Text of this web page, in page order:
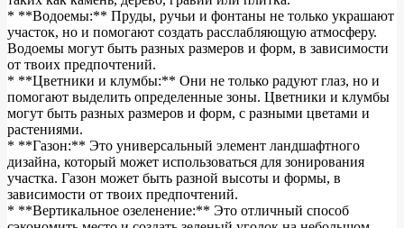
* **Водоемы:** Пруды, ручьи и фонтаны не только украшают
участок, но и помогают создать расслабляющую атмосферу.
Водоемы могут быть разных размеров и форм, в зависимости
от твоих предпочтений.
* **Цветники и клумбы:** Они не только радуют глаз, но и
помогают выделить определенные зоны. Цветники и клумбы
могут быть разных размеров и форм, с разными цветами и
растениями.
* **Газон:** Это универсальный элемент ландшафтного
дизайна, который может использоваться для зонирования
участка. Газон может быть разной высоты и формы, в
зависимости от твоих предпочтений.
* **Вертикальное озеленение:** Это отличный способ